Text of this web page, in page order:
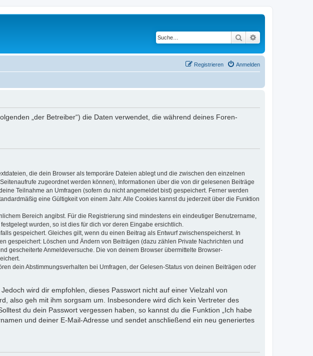
Suche
Anmelden
Registrieren
„der Betreiber“) die Daten verwendet, die während deines Foren-
die dein Browser als temporäre Dateien ablegt und die zwischen den einzelnen
zugeordnet werden können), Informationen über die von dir gelesenen Beiträge
Teilnahme an Umfragen (sofern du nicht angemeldet bist) gespeichert. Ferner werden
eine Gültigkeit von einem Jahr. Alle Cookies kannst du jederzeit über die Funktion
Bereich angibst. Für die Registrierung sind mindestens ein eindeutiger Benutzername,
wurden, so ist dies für dich vor deren Eingabe ersichtlich.
gespeichert. Gleiches gilt, wenn du einen Beitrag als Entwurf zwischenspeicherst. In
gespeichert: Löschen und Ändern von Beiträgen (dazu zählen Private Nachrichten und
gescheiterte Anmeldeversuche. Die von deinem Browser übermittelte Browser-
dein Abstimmungsverhalten bei Umfragen, der Gelesen-Status von deinen Beiträgen oder
wird dir empfohlen, dieses Passwort nicht auf einer Vielzahl von
also geh mit ihm sorgsam um. Insbesondere wird dich kein Vertreter des
du dein Passwort vergessen haben, so kannst du die Funktion „Ich habe
und deiner E-Mail-Adresse und sendet anschließend ein neu generiertes